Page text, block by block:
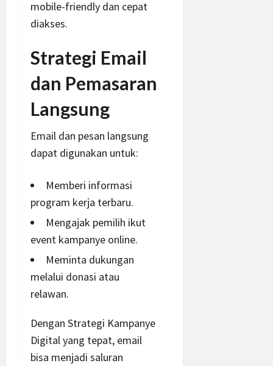
mobile-friendly dan cepat
diakses.
Strategi Email
dan Pemasaran
Langsung
Email dan pesan langsung
dapat digunakan untuk:
Memberi informasi
program kerja terbaru.
Mengajak pemilih ikut
event kampanye online.
Meminta dukungan
melalui donasi atau
relawan.
Dengan Strategi Kampanye
Digital yang tepat, email
bisa menjadi saluran